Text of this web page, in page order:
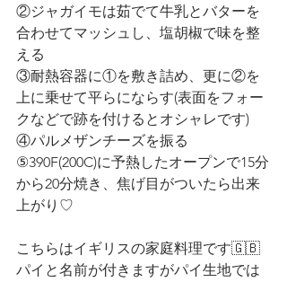
②ジャガイモは茹でて牛乳とバターを
合わせてマッシュし、塩胡椒で味を整
える
③耐熱容器に①を敷き詰め、更に②を
上に乗せて平らにならす(表面をフォー
クなどで跡を付けるとオシャレです)
④パルメザンチーズを振る
⑤390F(200C)に予熱したオープンで15分
から20分焼き、焦げ目がついたら出来
上がり♡
こちらはイギリスの家庭料理です🇬🇧
パイと名前が付きますがパイ生地では